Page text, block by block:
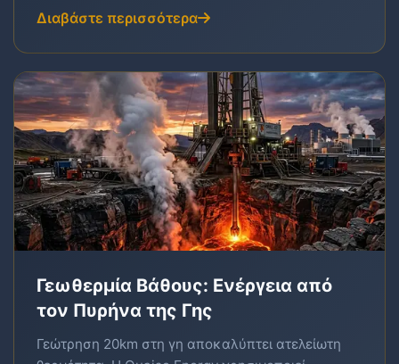
Διαβάστε περισσότερα
Γεωθερμία Βάθους: Ενέργεια από
τον Πυρήνα της Γης
Γεώτρηση 20km στη γη αποκαλύπτει ατελείωτη